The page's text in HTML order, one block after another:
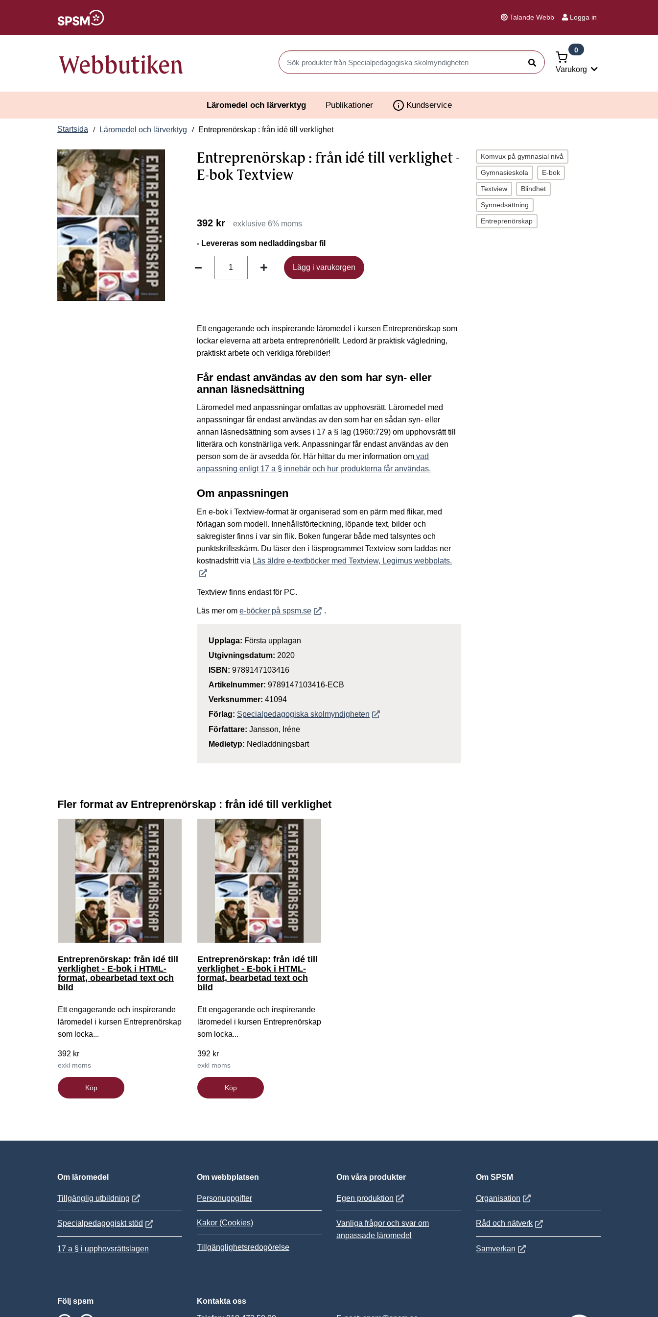
Talande Webb Logga in
Webbutiken Sök produkter i Webbutiken
Sök
Varukorg
0
Läromedel och lärverktyg Publikationer Kundservice
Startsida Läromedel och lärverktyg Entreprenörskap : från idé till verklighet
Entreprenörskap : från idé till verklighet -
E-bok Textview
392 kr exklusive 6% moms
- Levereras som nedladdingsbar fil
Lägg i varukorgen
Lägg i varukorgen
Ett engagerande och inspirerande läromedel i kursen Entreprenörskap som
lockar eleverna att arbeta entreprenöriellt. Ledord är praktisk vägledning,
praktiskt arbete och verkliga förebilder!
Får endast användas av den som har syn- eller
annan läsnedsättning
Läromedel med anpassningar omfattas av upphovsrätt. Läromedel med
anpassningar får endast användas av den som har en sådan syn- eller
annan läsnedsättning som avses i 17 a § lag (1960:729) om upphovsrätt till
litterära och konstnärliga verk. Anpassningar får endast användas av den
person som de är avsedda för. Här hittar du mer information omvad
anpassning enligt 17 a § innebär och hur produkterna får användas.
Om anpassningen
En e-bok i Textview-format är organiserad som en pärm med flikar, med
förlagan som modell. Innehållsförteckning, löpande text, bilder och
sakregister finns i var sin flik. Boken fungerar både med talsyntes och
punktskriftsskärm. Du läser den i läsprogrammet Textview som laddas ner
kostnadsfritt via Läs äldre e-textböcker med Textview, Legimus webbplats.
Textview finns endast för PC.
Läs mer om e-böcker på spsm.seÖppnas i nytt fönster
.
Upplaga: Första upplagan
Utgivningsdatum: 2020
ISBN: 9789147103416
Artikelnummer: 9789147103416-ECB
Verksnummer: 41094
Förlag: Specialpedagogiska skolmyndighetenÖppnas i nytt fönster
Författare: Jansson, Iréne
Medietyp: Nedladdningsbart
Komvux på gymnasial nivå
Gymnasieskola E-bok
Textview Blindhet
Synnedsättning
Entreprenörskap
Fler format av Entreprenörskap : från idé till verklighet
Entreprenörskap: från idé till
verklighet - E-bok i HTML-
format, obearbetad text och
bild
Ett engagerande och inspirerande
läromedel i kursen Entreprenörskap
som locka...
392 kr
exkl moms
Köp
Entreprenörskap: från idé till
verklighet - E-bok i HTML-
format, bearbetad text och
bild
Ett engagerande och inspirerande
läromedel i kursen Entreprenörskap
som locka...
392 kr
exkl moms
Köp
Om läromedel
Tillgänglig utbildning Öppnas i nytt fönster
Specialpedagogiskt stöd Öppnas i nytt fönster
17 a § i upphovsrättslagen
Om webbplatsen
Personuppgifter
Kakor (Cookies)
Tillgänglighetsredogörelse
Om våra produkter
Egen produktion Öppnas i nytt fönster
Vanliga frågor och svar om
anpassade läromedel
Om SPSM
Organisation Öppnas i nytt fönster
Råd och nätverkÖppnas i nytt fönster
Samverkan Öppnas i nytt fönster
Följ spsm
Kontakta oss